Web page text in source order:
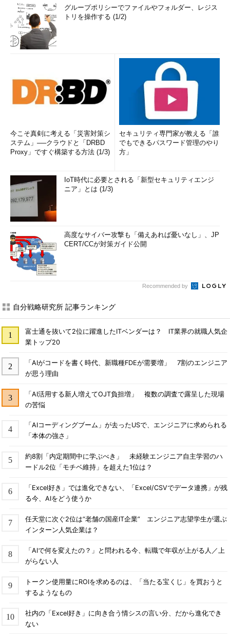
グループポリシーでファイルやフォルダー、レジス
トリを操作する (1/2)
今こそ真剣に考える「災害対策シ
ステム」──クラウドと「DRBD
Proxy」ですぐ構築する方法 (1/3)
セキュリティ専門家が教える「誰
でもできるパスワード管理のやり
方」
IoT時代に必要とされる「新型セキュリティエンジ
ニア」とは (1/3)
高度なサイバー攻撃も「備えあれば憂いなし」、JP
CERT/CCが対策ガイド公開
Recommended by
自分戦略研究所 記事ランキング
富士通を抜いて2位に躍進したITベンダーは？ IT業界の就職人気企
業トップ20
「AIがコードを書く時代、新職種FDEが需要増」 7割のエンジニア
が思う理由
「AI活用する新人増えてOJT負担増」 複数の調査で露呈した現場
の苦悩
「AIコーディングブーム」が去ったUSで、エンジニアに求められる
「本体の強さ」
約8割「内定期間中に学ぶべき」 未経験エンジニア自主学習のハ
ードル2位「モチベ維持」を超えた1位は？
「Excel好き」では進化できない、「Excel/CSVでデータ連携」が残
る今、AIをどう使うか
任天堂に次ぐ2位は“老舗の国産IT企業” エンジニア志望学生が選ぶ
インターン人気企業は？
「AIで何を変えたの？」と問われる今、転職で年収が上がる人／上
がらない人
トークン使用量にROIを求めるのは、「当たる宝くじ」を買おうと
するようなもの
社内の「Excel好き」に向き合う情シスの言い分、だから進化でき
ない